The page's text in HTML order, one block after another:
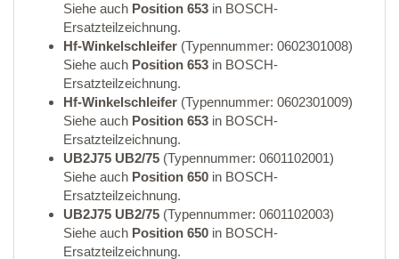
Siehe auch Position 653 in BOSCH-
Ersatzteilzeichnung.
Hf-Winkelschleifer (Typennummer: 0602301008)
Siehe auch Position 653 in BOSCH-
Ersatzteilzeichnung.
Hf-Winkelschleifer (Typennummer: 0602301009)
Siehe auch Position 653 in BOSCH-
Ersatzteilzeichnung.
UB2J75 UB2/75 (Typennummer: 0601102001)
Siehe auch Position 650 in BOSCH-
Ersatzteilzeichnung.
UB2J75 UB2/75 (Typennummer: 0601102003)
Siehe auch Position 650 in BOSCH-
Ersatzteilzeichnung.